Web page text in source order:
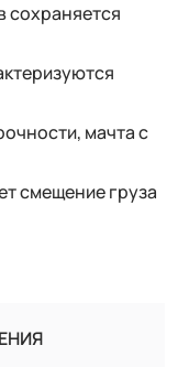
сохраняется
мачта с
смещение груза